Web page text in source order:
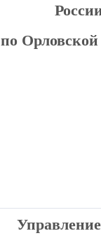
по Орловской